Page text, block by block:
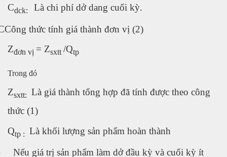
Cdck: Là chi phí dở dang cuối kỳ.
thức tính giá thành đơn vị (2)
Zđơn vị = Zsxtt /Qtp
Trong đó
Zsxtt: Là giá thành tổng hợp đã tính được theo công
thức (1)
Qtp : Là khối lượng sản phẩm hoàn thành
Nếu giá trị sản phẩm làm dở đầu kỳ và cuối kỳ ít